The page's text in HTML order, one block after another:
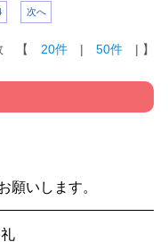
次へ
【 20件 | 50件 | 】
願いします。